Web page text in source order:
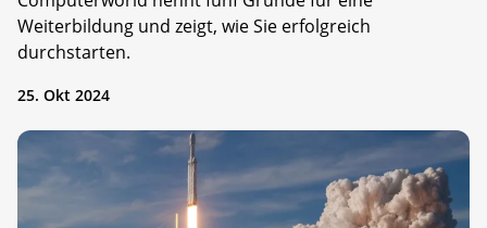
Weiterbildung und zeigt, wie Sie erfolgreich
durchstarten.
25. Okt 2024